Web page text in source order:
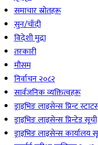
समाचार स्रोतहरू
सुन/चाँदी
विदेशी मुद्रा
तरकारी
मौसम
निर्वाचन २०८२
सार्वजनिक व्यक्तित्वहरू
ड्राइभिङ लाइसेन्स प्रिन्ट
ड्राइभिङ लाइसेन्स प्रिन्टेड सूची
ड्राइभिङ लाइसेन्स कार्यालय